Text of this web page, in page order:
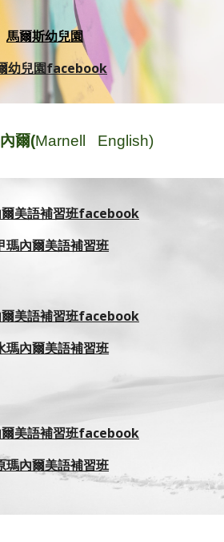
馬爾斯幼兒園
幼兒園facebook
爾(Marnell English)
爾美語補習班facebook
瑪內爾美語補習班
爾美語補習班facebook
瑪內爾美語補習班
爾美語補習班facebook
瑪內爾美語補習班